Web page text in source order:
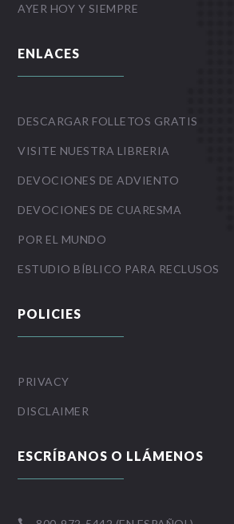
AYER HOY Y SIEMPRE
ENLACES
DESCARGAR FOLLETOS GRATIS
VISITE NUESTRA LIBRERIA
DEVOCIONES DE ADVIENTO
DEVOCIONES DE CUARESMA
POR EL MUNDO
ESTUDIO BÍBLICO PARA RECLUSOS
POLICIES
PRIVACY
DISCLAIMER
ESCRÍBANOS O LLÁMENOS